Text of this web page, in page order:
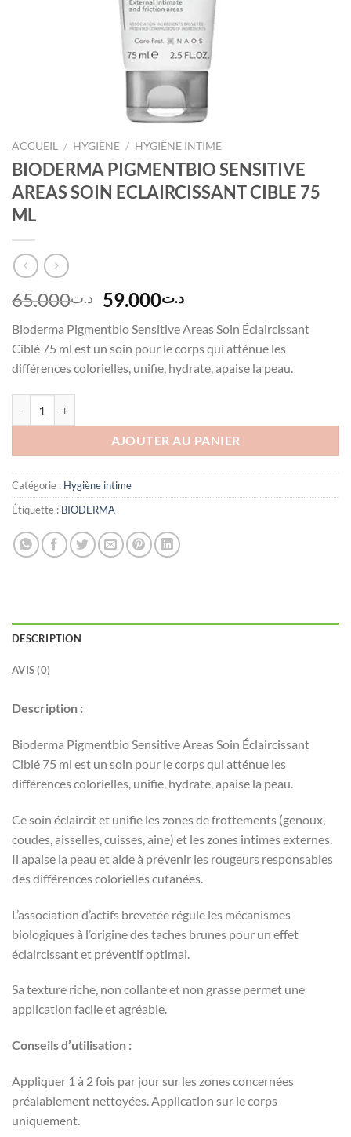
ACCUEIL / HYGIÈNE / HYGIÈNE INTIME
BIODERMA PIGMENTBIO SENSITIVE
AREAS SOIN ECLAIRCISSANT CIBLE 75
ML
د.ت65.000
Le
initial
était :
د.ت65.000.
د.ت59.000
Le
actuel
est :
د.ت59.000.
Bioderma Pigmentbio Sensitive Areas Soin Éclaircissant
Ciblé 75 ml est un soin pour le corps qui atténue les
différences colorielles, unifie, hydrate, apaise la peau.
AJOUTER AU PANIER
Catégorie : Hygiène intime
Étiquette : BIODERMA
DESCRIPTION
AVIS (0)
Description :
Bioderma Pigmentbio Sensitive Areas Soin Éclaircissant
Ciblé 75 ml est un soin pour le corps qui atténue les
différences colorielles, unifie, hydrate, apaise la peau.
Ce soin éclaircit et unifie les zones de frottements (genoux,
coudes, aisselles, cuisses, aine) et les zones intimes externes.
Il apaise la peau et aide à prévenir les rougeurs responsables
des différences colorielles cutanées.
L’association d’actifs brevetée régule les mécanismes
biologiques à l’origine des taches brunes pour un effet
éclaircissant et préventif optimal.
Sa texture riche, non collante et non grasse permet une
application facile et agréable.
Conseils d’utilisation :
Appliquer 1 à 2 fois par jour sur les zones concernées
préalablement nettoyées. Application sur le corps
uniquement.